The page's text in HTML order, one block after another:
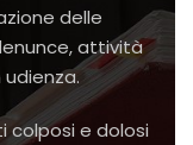
delle
attività
colposi e dolosi